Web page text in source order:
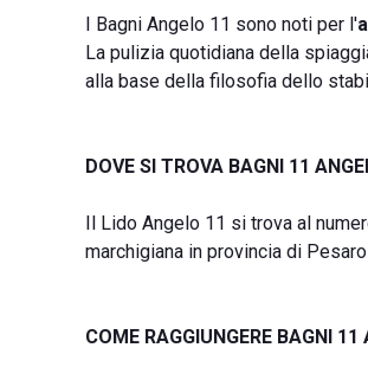
I Bagni Angelo 11 sono noti per l'
La pulizia quotidiana della
alla base della filosofia dello
DOVE SI TROVA BAGNI 11
Il Lido Angelo 11 si trova al
marchigiana in provincia di
COME RAGGIUNGERE BAGNI 11